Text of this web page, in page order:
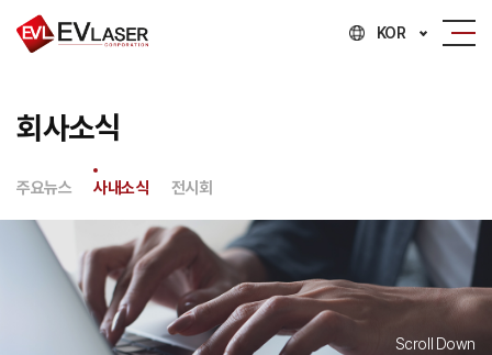
KOR
회사소식
주요뉴스 사내소식 전시회
Scroll Down